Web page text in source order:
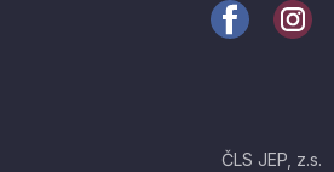
ČLS JEP, z.s.